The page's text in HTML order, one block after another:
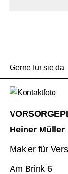
Gerne für sie da
Heiner Müller
Makler für
Am Brink 6